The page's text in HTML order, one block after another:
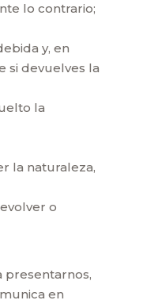
lo contrario;
y, en
si devuelves la
la
la naturaleza,
o
presentarnos,
en